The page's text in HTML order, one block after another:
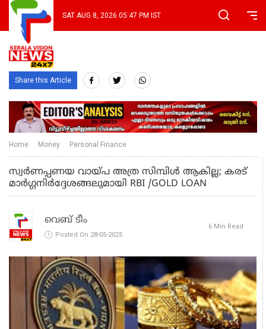
SAT AUG 8, 2026 05:47 PM IST
Share this Article
Home Money Personal Finance
സ്വർണപ്പണയ വായ്‌പ അത്ര സിമ്പിൾ ആകില്ല; കരട്
മാർഗ്ഗനിർദ്ദേശങ്ങലുമായി RBI /GOLD LOAN
വെബ് ടീം
Posted On 28-05-2025
6 Min Read